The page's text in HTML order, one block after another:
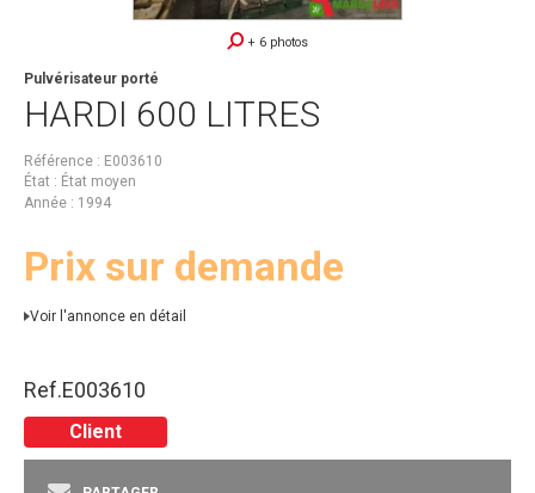
+ 6 photos
HARDI 600 LITRES
Pulvérisateur porté
Référence
E003610
État
État moyen
Année
1994
Prix sur demande
Voir l'annonce en détail
Ref.E003610
Client